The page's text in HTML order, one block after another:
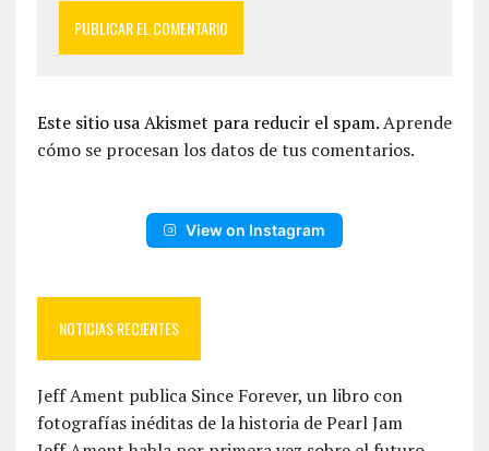
Este sitio usa Akismet para reducir el spam.Aprende
cómo se procesan los datos de tus comentarios.
View on Instagram
NOTICIAS RECIENTES
Jeff Ament publica Since Forever, un libro con
fotografías inéditas de la historia de Pearl Jam